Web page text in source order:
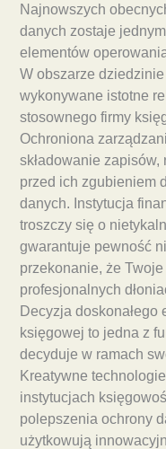
Najnowszych
danych zostaje
elementów
W obszarze
wykonywane istotne
stosownego firmy
Ochroniona
składowanie
przed ich zgubieniem
danych. Instytucja
troszczy się o
gwarantuje pewność
przekonanie, że
profesjonalnych
Decyzja
księgowej to jedna z
decyduje w ramach
Kreatywne
instytucjach
polepszenia ochrony
użytkowują